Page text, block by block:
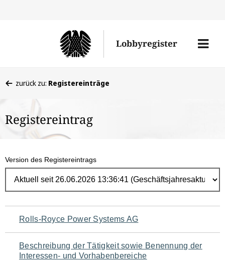
Lobbyregister
Menü
befinden
hier:
zurück zu: Registereinträge
Registereintrag
Version des Registereintrags
Navigation
für
den
Rolls-Royce Power Systems AG
Beschreibung der Tätigkeit sowie Benennung der
Interessen- und Vorhabenbereiche